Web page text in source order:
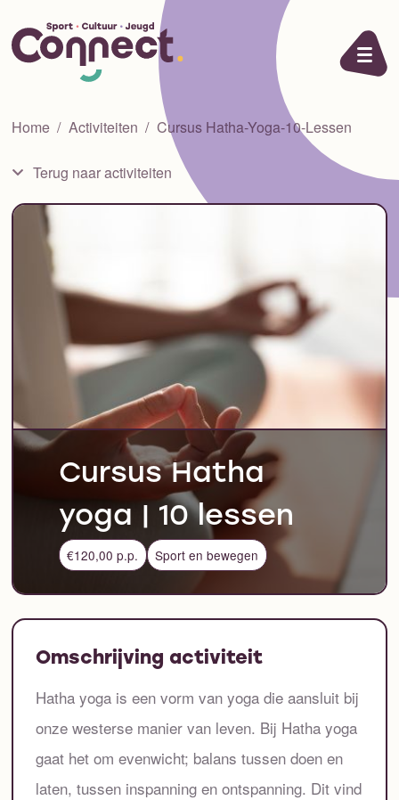
Ga naar de inhoud
Home Activiteiten Cursus Hatha-Yoga-10-Lessen
Terug naar activiteiten
Cursus Hatha
yoga | 10 lessen
€120,00 p.p. Sport en bewegen
Omschrijving activiteit
Hatha yoga is een vorm van yoga die aansluit bij
onze westerse manier van leven. Bij Hatha yoga
gaat het om evenwicht; balans tussen doen en
laten, tussen inspanning en ontspanning. Dit vind